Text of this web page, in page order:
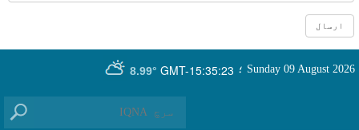
GMT-15:35:23
8.99° Sunday 09 August 2026 ؛